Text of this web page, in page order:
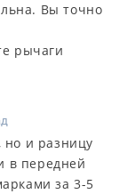
Вы точно
рычаги
но и разницу
в передней
за 3-5